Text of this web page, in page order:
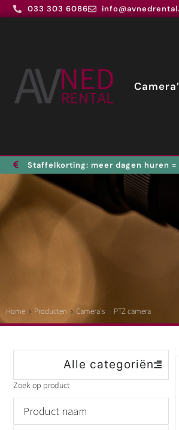
033 303 6086
Staffelkorting: meer dagen huren
Home Producten Camera's PTZ camera
Alle categoriën
Zoek op product